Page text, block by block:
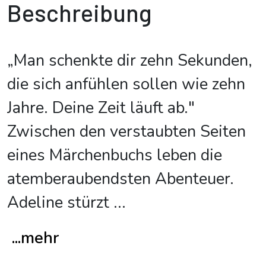
Beschreibung
„Man schenkte dir zehn Sekunden,
die sich anfühlen sollen wie zehn
Jahre. Deine Zeit läuft ab."
Zwischen den verstaubten Seiten
eines Märchenbuchs leben die
atemberaubendsten Abenteuer.
Adeline stürzt ...
...mehr